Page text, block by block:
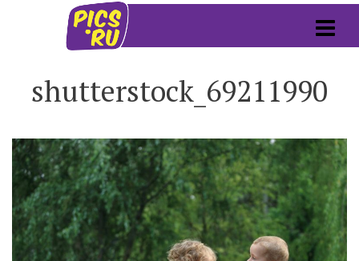
shutterstock_69211990